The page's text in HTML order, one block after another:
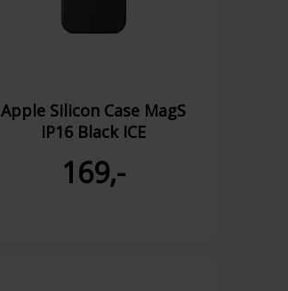
Apple Silicon Case MagS
iP16 Black ICE
169,-